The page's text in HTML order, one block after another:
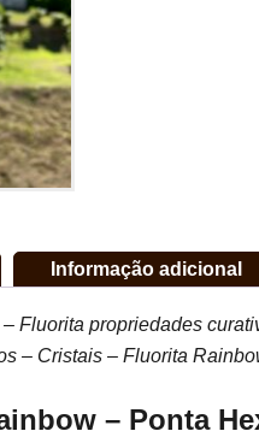
Informação adicional
Fluorita propriedades
– Cristais – Fluorita
– Ponta